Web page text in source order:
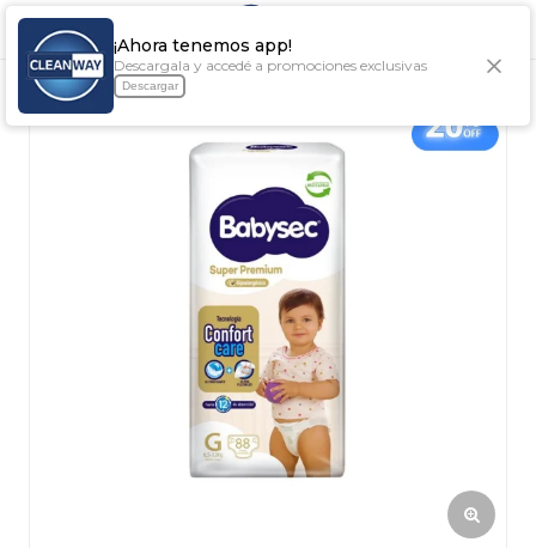
¡Ahora tenemos app!
Descargala y accedé a promociones exclusivas
Descargar
